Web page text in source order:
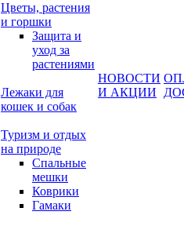
Цветы, растения
и горшки
Защита и
уход за
растениями
Лежаки для
кошек и собак
Туризм и отдых
на природе
Спальные
мешки
Коврики
Гамаки
НОВОСТИ
И АКЦИИ